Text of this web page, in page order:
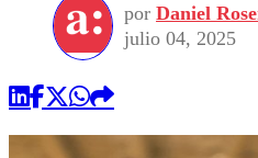
por Daniel
julio 04, 2025